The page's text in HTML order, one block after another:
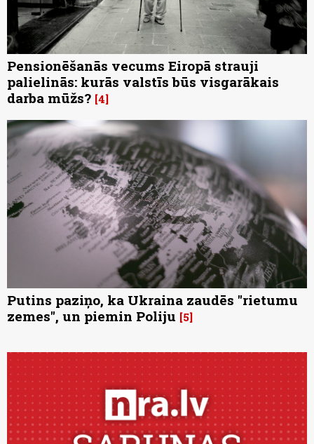
Pensionēšanās vecums Eiropā strauji
palielinās: kurās valstīs būs visgarākais
darba mūžs? 4
Putins paziņo, ka Ukraina zaudēs "rietumu
zemes", un piemin Poliju 5